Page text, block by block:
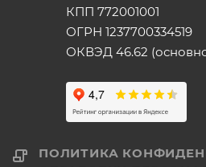
КПП 772001001
ОГРН 1237700334519
ОКВЭД 46.62
ПОЛИТИКА